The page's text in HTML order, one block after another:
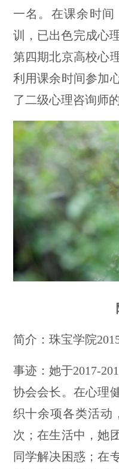
一名。在课余时
训，已出色完成心
第四期北京高校心
利用课余时间参加
了二级心理咨询师的
简介：珠宝学院
事迹：她于2017-
协会会长。在心理
织十余项各类活动
次；在生活中，她
同学解决困惑；在